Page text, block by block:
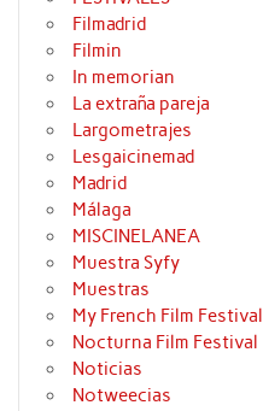
Filmadrid
Filmin
In memorian
La extraña pareja
Largometrajes
Lesgaicinemad
Madrid
Málaga
MISCINELANEA
Muestra Syfy
Muestras
My French Film Festival
Nocturna Film Festival
Noticias
Notweecias